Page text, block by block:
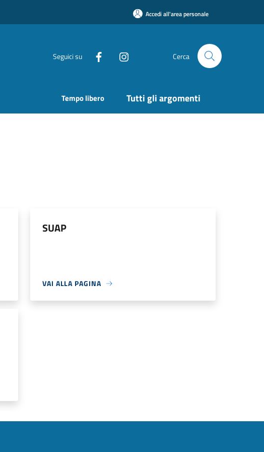
Accedi all'area personale
Seguici su Cerca
Tempo libero Tutti gli argomenti
SUAP
VAI ALLA PAGINA